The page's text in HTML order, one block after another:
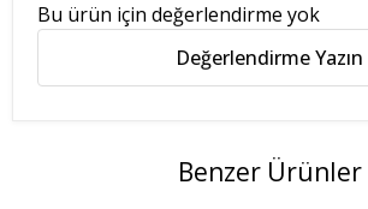
Bu ürün için değerlendirme yok
Değerlendirme Yazın
Benzer Ürünler